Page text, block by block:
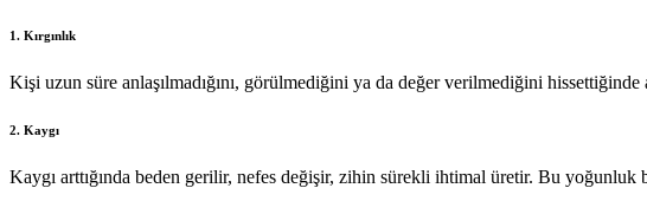
1. Kırgınlık
Kişi uzun süre anlaşılmadığını, görülmediğini ya da değer verilmediğini
2. Kaygı
Kaygı arttığında beden gerilir, nefes değişir, zihin sürekli ihtimal üretir. Bu yoğunluk